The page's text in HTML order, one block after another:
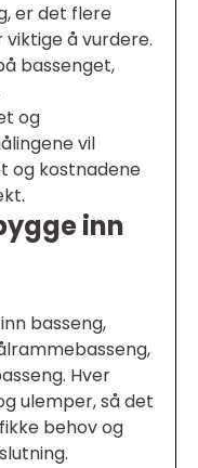
er det flere
å vurdere.
bassenget,
og
vil
og kostnadene
inn
basseng,
Hver
ulemper, så det
behov og